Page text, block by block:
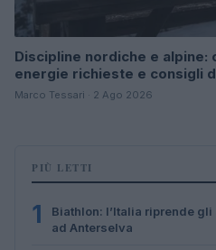
Discipline nordiche e
energie richieste e consigli
Marco Tessari · 2 Ago 2026
PIÙ LETTI
1
Biathlon: l’Italia riprende
ad Anterselva